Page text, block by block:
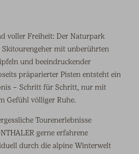
voller Freiheit: Der Naturpark
Skitourengeher mit unberührten
und beeindruckender
präparierter Pisten entsteht ein
– Schritt für Schritt, nur mit
Gefühl völliger Ruhe.
Tourenerlebnisse
gerne erfahrene
durch die alpine Winterwelt